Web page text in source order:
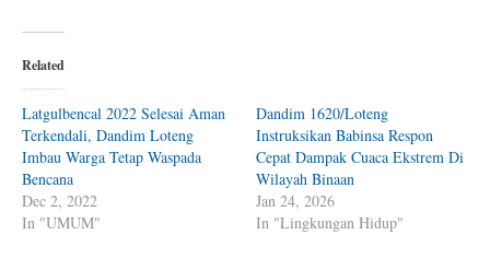
Related
Latgulbencal 2022 Selesai Aman
Terkendali, Dandim Loteng
Imbau Warga Tetap Waspada
Bencana
Dec 2, 2022
In "UMUM"
Dandim 1620/Loteng
Instruksikan Babinsa Respon
Cepat Dampak Cuaca Ekstrem Di
Wilayah Binaan
Jan 24, 2026
In "Lingkungan Hidup"